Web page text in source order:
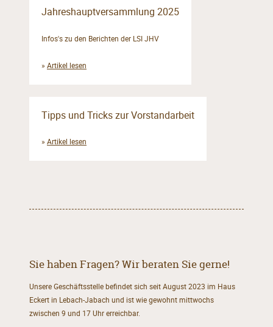
Jahreshauptversammlung 2025
Infos's zu den Berichten der LSI JHV
» Artikel lesen
Tipps und Tricks zur Vorstandarbeit
» Artikel lesen
Sie haben Fragen? Wir beraten Sie gerne!
Unsere Geschäftsstelle befindet sich seit August 2023 im Haus
Eckert in Lebach-Jabach und ist wie gewohnt mittwochs
zwischen 9 und 17 Uhr erreichbar.